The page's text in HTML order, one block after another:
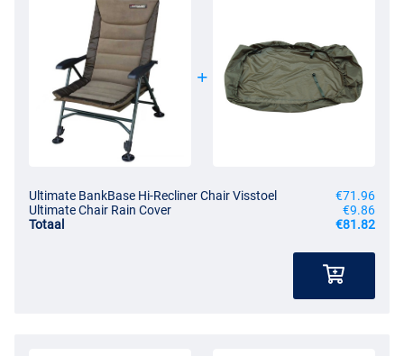
Ultimate BankBase Hi-Recliner Chair Visstoel
€71.96
Ultimate Chair Rain Cover
€9.86
Totaal
€81.82